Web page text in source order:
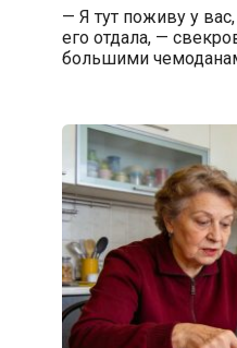
— Я тут поживу у
его отдала, —
большими